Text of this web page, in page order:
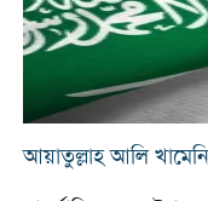
আয়াতুল্লাহ আলি